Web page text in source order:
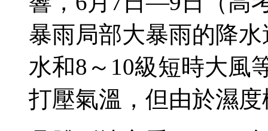
暴雨局部大暴雨的降
水和8～10級短時大風
打壓氣溫，但由於濕